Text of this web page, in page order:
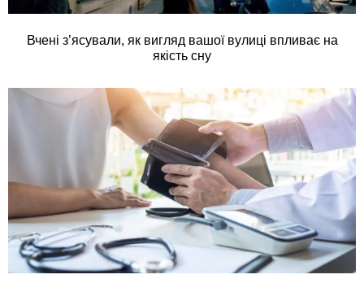
Вчені з’ясували, як вигляд вашої вулиці впливає на
якість сну